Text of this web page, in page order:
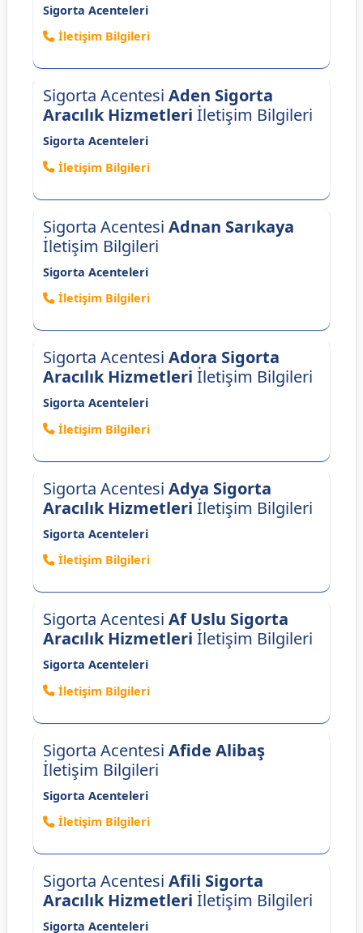
Sigorta Acenteleri
İletişim Bilgileri
Sigorta Acentesi Aden Sigorta
Aracılık Hizmetleri İletişim Bilgileri
Sigorta Acenteleri
İletişim Bilgileri
Sigorta Acentesi Adnan Sarıkaya
İletişim Bilgileri
Sigorta Acenteleri
İletişim Bilgileri
Sigorta Acentesi Adora Sigorta
Aracılık Hizmetleri İletişim Bilgileri
Sigorta Acenteleri
İletişim Bilgileri
Sigorta Acentesi Adya Sigorta
Aracılık Hizmetleri İletişim Bilgileri
Sigorta Acenteleri
İletişim Bilgileri
Sigorta Acentesi Af Uslu Sigorta
Aracılık Hizmetleri İletişim Bilgileri
Sigorta Acenteleri
İletişim Bilgileri
Sigorta Acentesi Afide Alibaş
İletişim Bilgileri
Sigorta Acenteleri
İletişim Bilgileri
Sigorta Acentesi Afili Sigorta
Aracılık Hizmetleri İletişim Bilgileri
Sigorta Acenteleri